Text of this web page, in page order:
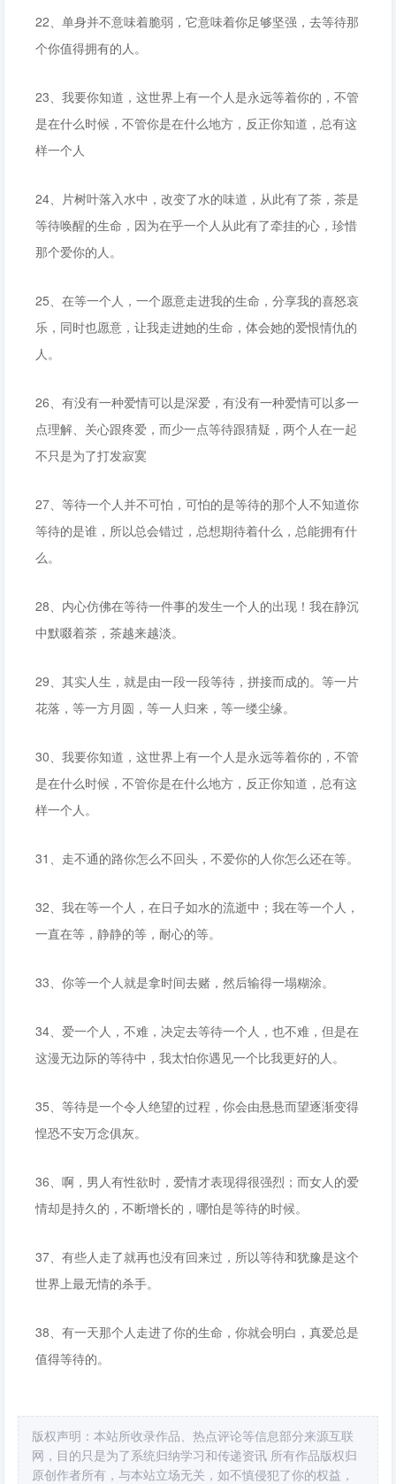
22、单身并不意味着脆弱，它意味着你足够坚强，去等待那
个你值得拥有的人。
23、我要你知道，这世界上有一个人是永远等着你的，不管
是在什么时候，不管你是在什么地方，反正你知道，总有这
样一个人
24、片树叶落入水中，改变了水的味道，从此有了茶，茶是
等待唤醒的生命，因为在乎一个人从此有了牵挂的心，珍惜
那个爱你的人。
25、在等一个人，一个愿意走进我的生命，分享我的喜怒哀
乐，同时也愿意，让我走进她的生命，体会她的爱恨情仇的
人。
26、有没有一种爱情可以是深爱，有没有一种爱情可以多一
点理解、关心跟疼爱，而少一点等待跟猜疑，两个人在一起
不只是为了打发寂寞
27、等待一个人并不可怕，可怕的是等待的那个人不知道你
等待的是谁，所以总会错过，总想期待着什么，总能拥有什
么。
28、内心仿佛在等待一件事的发生一个人的出现！我在静沉
中默啜着茶，茶越来越淡。
29、其实人生，就是由一段一段等待，拼接而成的。等一片
花落，等一方月圆，等一人归来，等一缕尘缘。
30、我要你知道，这世界上有一个人是永远等着你的，不管
是在什么时候，不管你是在什么地方，反正你知道，总有这
样一个人。
31、走不通的路你怎么不回头，不爱你的人你怎么还在等。
32、我在等一个人，在日子如水的流逝中；我在等一个人，
一直在等，静静的等，耐心的等。
33、你等一个人就是拿时间去赌，然后输得一塌糊涂。
34、爱一个人，不难，决定去等待一个人，也不难，但是在
这漫无边际的等待中，我太怕你遇见一个比我更好的人。
35、等待是一个令人绝望的过程，你会由悬悬而望逐渐变得
惶恐不安万念俱灰。
36、啊，男人有性欲时，爱情才表现得很强烈；而女人的爱
情却是持久的，不断增长的，哪怕是等待的时候。
37、有些人走了就再也没有回来过，所以等待和犹豫是这个
世界上最无情的杀手。
38、有一天那个人走进了你的生命，你就会明白，真爱总是
值得等待的。
版权声明：本站所收录作品、热点评论等信息部分来源互联
网，目的只是为了系统归纳学习和传递资讯 所有作品版权归
原创作者所有，与本站立场无关，如不慎侵犯了你的权益，